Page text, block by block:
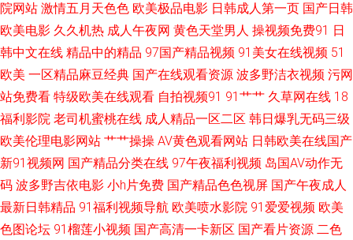
人午夜理论 91九色海角 99热都是精品 超碰男女 福利姬AV导航 黑人激情影
院 老司机亚洲精品 人人操人人草 色综合色97 性福利导航 18视频网站 91探
花国产在线 a片导行 成人秀场 国产情侣av 黄污网站 欧美女同69 深夜福利导
航在线 亚洲av青草影院 91青青草 97瑟瑟影音先锋 超碰碰影院 国产白虎白丝
黄色91线上网站 女同视频 三级毛片在线 亚洲91视频蝌科 91大神内射 99热
这里有精力 丰满少妇被C 韩国三级有码 女同操操操操 人妖伪娘在线播放 手
院网站 激情五月天色色 欧美极品电影 日韩成人第一页 国产日韩
欧美电影 久久机热 成人午夜网 黄色天堂男人 操视频免费91 日
韩中文在线 精品中的精品 97国产精品视频 91美女在线视频 51
欧美 一区精品麻豆经典 国产在线观看资源 波多野洁衣视频 污网
站免费看 特级欧美在线观看 自拍视频91 91艹艹 久草网在线 18
福利影院 老司机蜜桃在线 成人精品一区二区 韩日爆乳无码三级
欧美伦理电影网站 艹艹操操 AV黄色观看网站 日韩欧美在线国产
新91视频网 国产精品分类在线 97午夜福利视频 岛国AV动作无
码 波多野吉依电影 小h片免费 国产精品色色视屏 国产午夜成人
最新日韩精品 91福利视频导航 欧美喷水影院 91爱爱视频 欧美
色图论坛 91榴莲小视频 国产高清一卡新区 国产看片资源 二色